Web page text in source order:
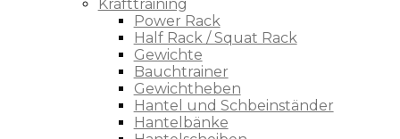
Krafttraining
Power Rack
Half Rack / Squat Rack
Gewichte
Bauchtrainer
Gewichtheben
Hantel und Schbeinständer
Hantelbänke